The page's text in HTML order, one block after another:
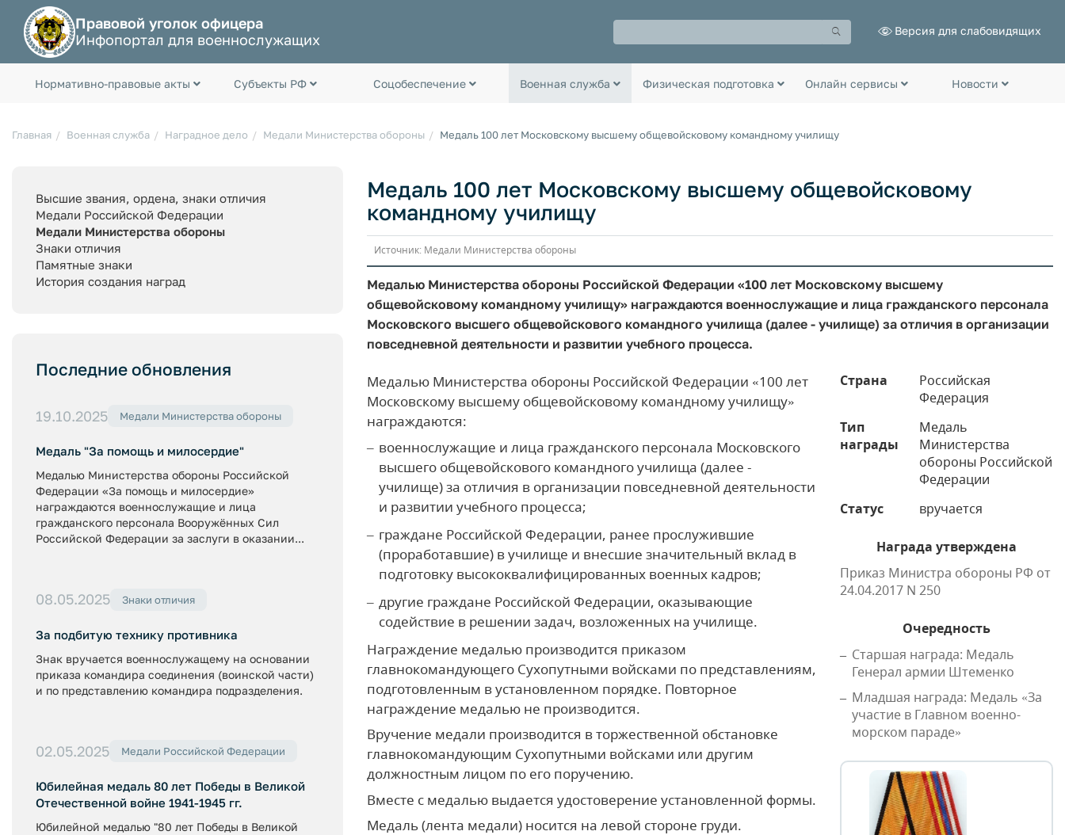
Правовой уголок офицера
Инфопортал для военнослужащих
Версия для слабовидящих
Нормативно-правовые акты Субъекты РФ Соцобеспечение Военная служба Физическая подготовка Онлайн сервисы Новости
Главная Военная служба Наградное дело Медали Министерства обороны Медаль 100 лет Московскому высшему общевойсковому командному училищу
Высшие звания, ордена, знаки отличия
Медали Российской Федерации
Медали Министерства обороны
Знаки отличия
Памятные знаки
История создания наград
Последние обновления
19.10.2025 Медали Министерства обороны
Медаль "За помощь и милосердие"
Медалью Министерства обороны Российской
Федерации «За помощь и милосердие»
награждаются военнослужащие и лица
гражданского персонала Вооружённых Сил
Российской Федерации за заслуги в оказании...
08.05.2025 Знаки отличия
За подбитую технику противника
Знак вручается военнослужащему на основании
приказа командира соединения (воинской части)
и по представлению командира подразделения.
02.05.2025 Медали Российской Федерации
Юбилейная медаль 80 лет Победы в Великой
Отечественной войне 1941-1945 гг.
Юбилейной медалью "80 лет Победы в Великой
Медаль 100 лет Московскому высшему общевойсковому
командному училищу
Источник: Медали Министерства обороны
Медалью Министерства обороны Российской Федерации «100 лет Московскому высшему
общевойсковому командному училищу» награждаются военнослужащие и лица гражданского персонала
Московского высшего общевойскового командного училища (далее - училище) за отличия в организации
повседневной деятельности и развитии учебного процесса.
Медалью Министерства обороны Российской Федерации «100 лет
Московскому высшему общевойсковому командному училищу»
награждаются:
военнослужащие и лица гражданского персонала Московского
высшего общевойскового командного училища (далее -
училище) за отличия в организации повседневной деятельности
и развитии учебного процесса;
граждане Российской Федерации, ранее прослужившие
(проработавшие) в училище и внесшие значительный вклад в
подготовку высококвалифицированных военных кадров;
другие граждане Российской Федерации, оказывающие
содействие в решении задач, возложенных на училище.
Награждение медалью производится приказом
главнокомандующего Сухопутными войсками по представлениям,
подго­товленным в установленном порядке. Повторное
награждение медалью не производится.
Вручение медали производится в торжественной обстановке
главнокомандующим Сухопутными войсками или другим
должностным лицом по его поручению.
Вместе с медалью выдается удостоверение установленной формы.
Медаль (лента медали) носится на левой стороне груди.
Страна
Российская
Федерация
Тип
награды
Медаль
Министерства
обороны Российской
Федерации
Статус
вручается
Награда утверждена
Приказ Министра обороны РФ от
24.04.2017 N 250
Очередность
Старшая награда: Медаль
Генерал армии Штеменко
Младшая награда: Медаль «За
участие в Главном военно-
морском параде»